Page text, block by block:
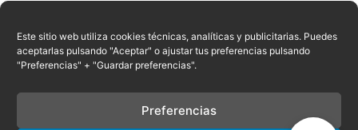
Este sitio web utiliza cookies técnicas, analíticas y publicitarias. Puedes
aceptarlas pulsando "Aceptar" o ajustar tus preferencias pulsando
"Preferencias" + "Guardar preferencias".
Preferencias
Matos (licenciada). Obtenido en fecha 08, 2026,
desde el sitio web:
https://cursosonlineweb.com/animales-
endemicos-de-mexico.html